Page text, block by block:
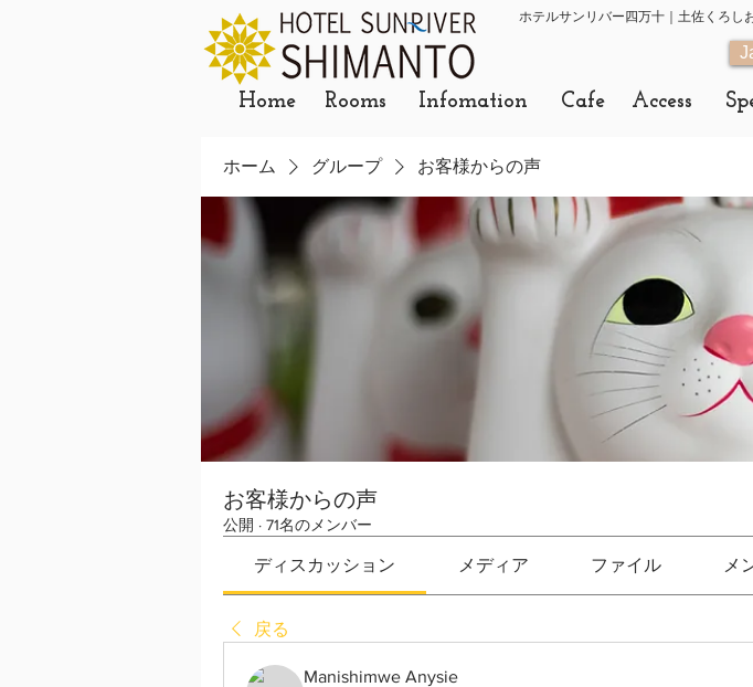
ホテルサンリバー四万十｜土佐くろし
Home Rooms Infomation Cafe Access
ホーム グループ お客様からの声
お客様からの声
公開 · 71名のメンバー
ディスカッション メディア ファイル メ
戻る
Manishimwe Anysie